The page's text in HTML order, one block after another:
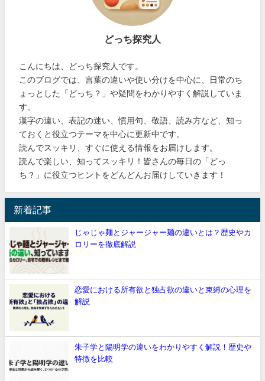
どっち探究人
こんにちは、どっち探究人です。
このブログでは、言葉の違いや使い分けを中心に、日常のち
ょっとした「どっち？」や疑問をわかりやすく解説していま
す。
漢字の違い、表記の迷い、慣用句、敬語、読み方など、知っ
ておくと役立つテーマを中心に更新中です。
読んでスッキリ、すぐに使える情報をお届けします。
読んで楽しい、知ってスッキリ！皆さんの毎日の「どっ
ち？」に役立つヒントをどんどんお届けしていきます！
新着記事
じゃじゃ麺とジャージャー麺の違いとは？歴史やカ
ロリーを徹底解説
恋愛における所有欲と独占欲の違いと束縛の心理を
解説
朱子学と陽明学の違いをわかりやすく解説！歴史や
特徴を比較